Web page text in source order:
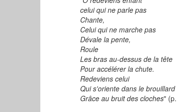
celui qui ne parle pas
Chante,
Celui qui ne marche pas
Dévale la pente,
Roule
Les bras au-dessus de la tête
Pour accélérer la chute.
Redeviens celui
Qui s'oriente dans le brouillard
Grâce au bruit des cloches"